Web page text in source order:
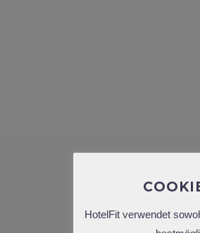
HotelFit verwendet